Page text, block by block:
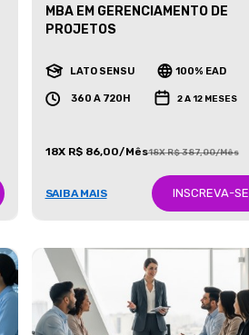
MBA EM GERENCIAMENTO DE
PROJETOS
LATO SENSU 100% EAD
360 A 720H 2 A 12 MESES
18X R$ 86,00/Mês18X R$ 387,00/Mês
SAIBA MAIS INSCREVA-SE